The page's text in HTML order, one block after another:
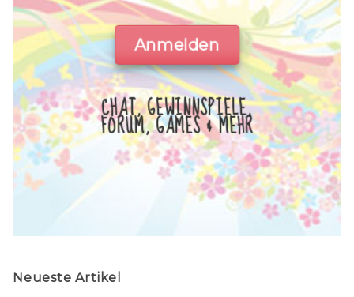
Anmelden
CHAT, GEWINNSPIELE,
FORUM, GAMES & MEHR
Neueste Artikel